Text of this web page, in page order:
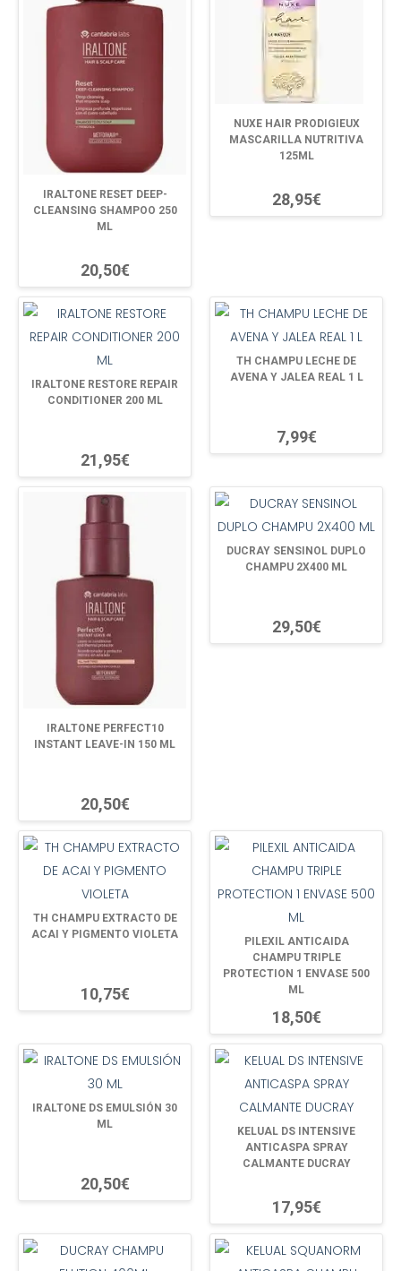
IRALTONE RESET DEEP-
CLEANSING SHAMPOO 250
ML
20,50€
NUXE HAIR PRODIGIEUX
MASCARILLA NUTRITIVA
125ML
28,95€
IRALTONE RESTORE REPAIR
CONDITIONER 200 ML
21,95€
TH CHAMPU LECHE DE
AVENA Y JALEA REAL 1 L
7,99€
IRALTONE PERFECT10
INSTANT LEAVE-IN 150 ML
20,50€
DUCRAY SENSINOL DUPLO
CHAMPU 2X400 ML
29,50€
TH CHAMPU EXTRACTO DE
ACAI Y PIGMENTO VIOLETA
10,75€
PILEXIL ANTICAIDA
CHAMPU TRIPLE
PROTECTION 1 ENVASE 500
ML
18,50€
IRALTONE DS EMULSIÓN 30
ML
20,50€
KELUAL DS INTENSIVE
ANTICASPA SPRAY
CALMANTE DUCRAY
17,95€